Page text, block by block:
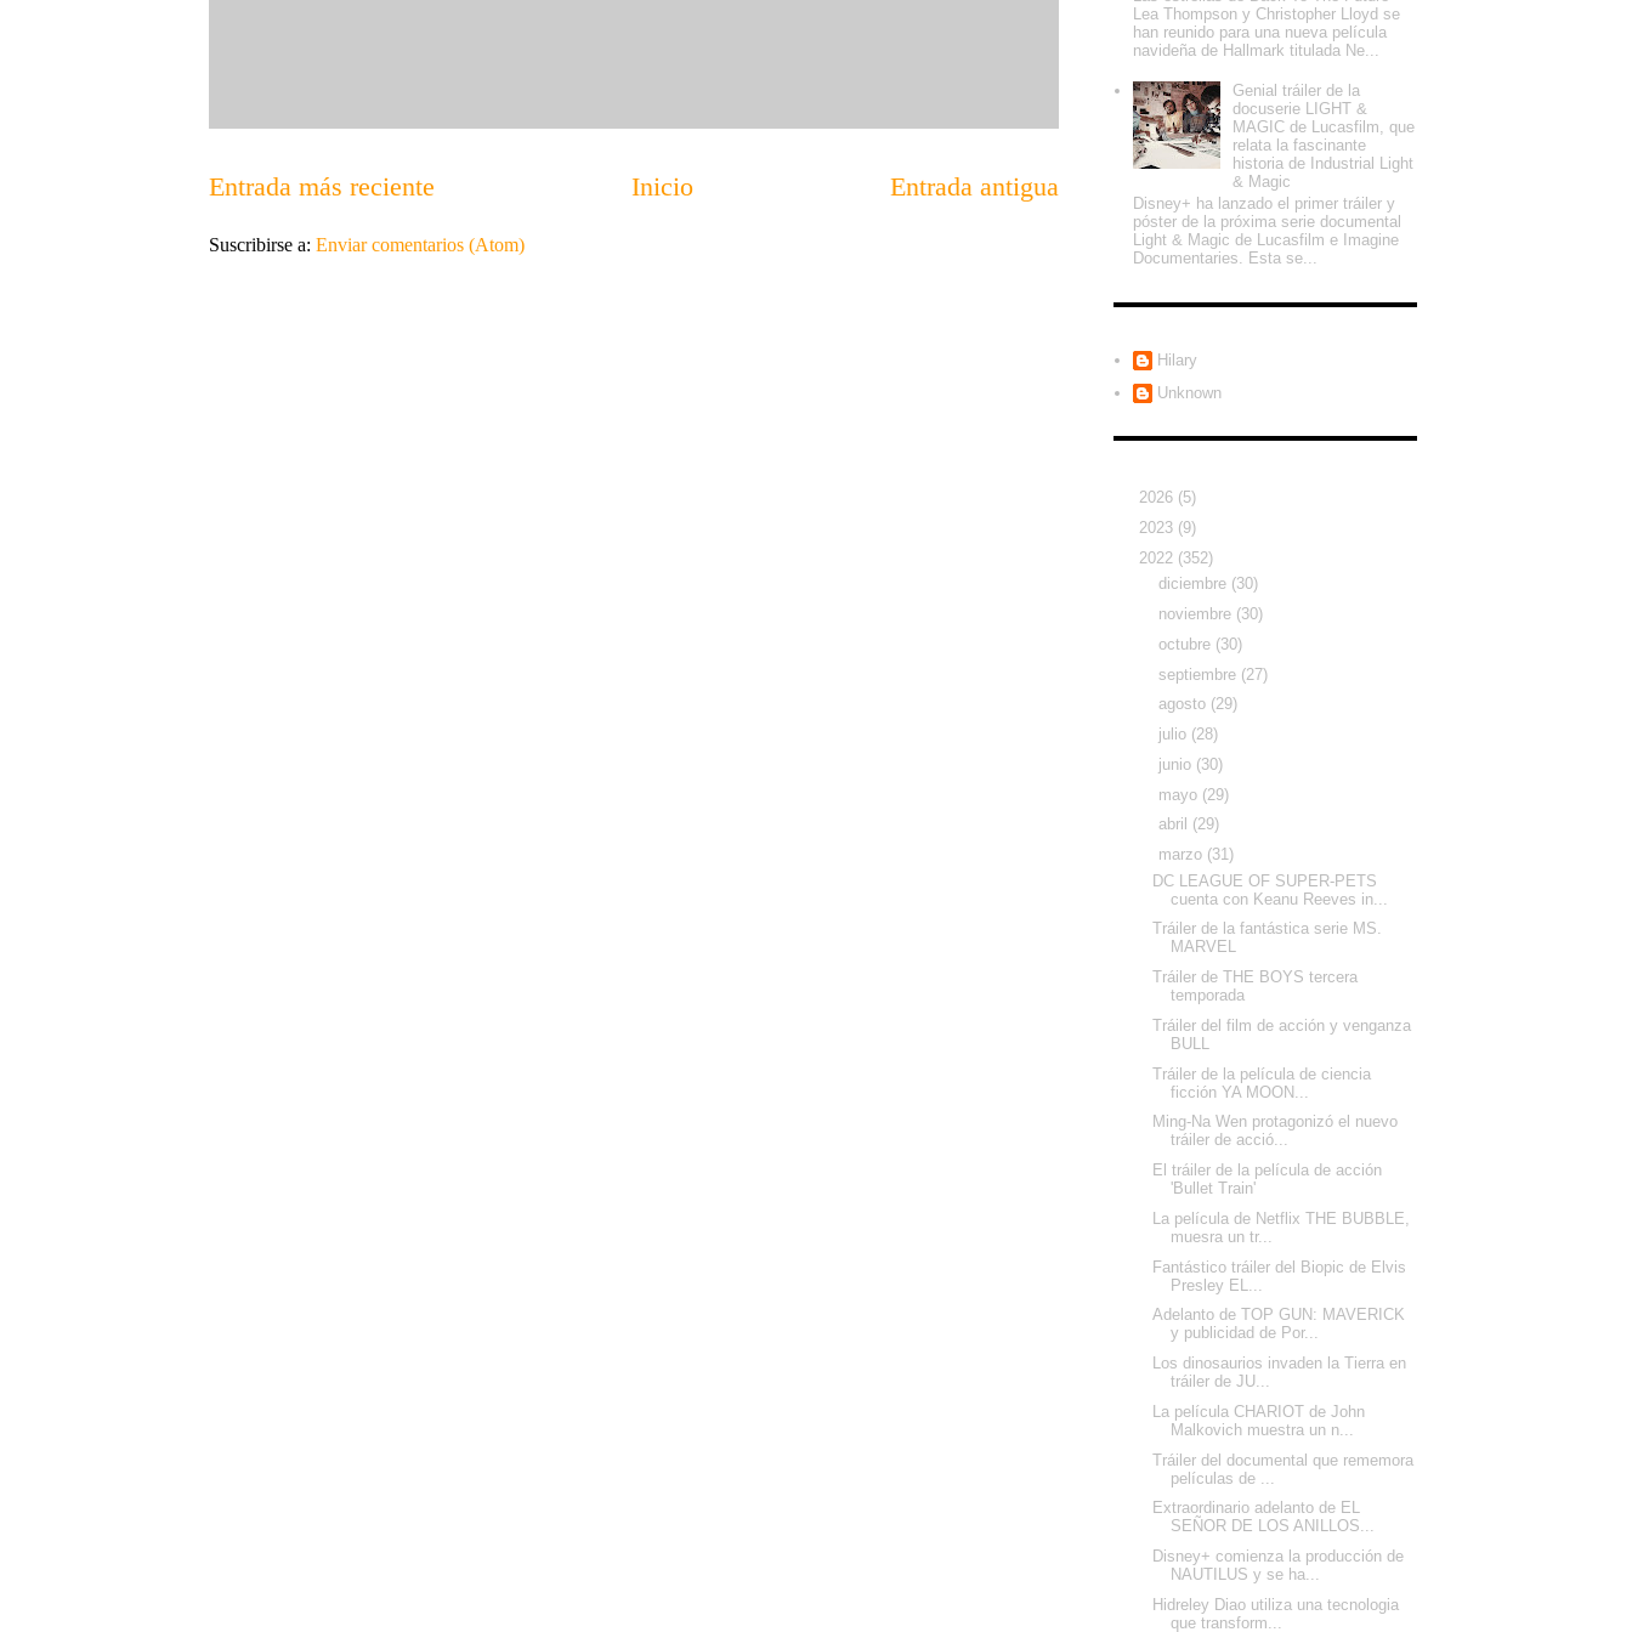
Entrada más reciente Entrada antigua
Inicio
Suscribirse a: Enviar comentarios (Atom)
Lea Thompson y Christopher Lloyd se
han reunido para una nueva película
navideña de Hallmark titulada Ne...
Genial tráiler de la
docuserie LIGHT &
MAGIC de Lucasfilm, que
relata la fascinante
historia de Industrial Light
& Magic
Disney+ ha lanzado el primer tráiler y
póster de la próxima serie documental
Light & Magic de Lucasfilm e Imagine
Documentaries. Esta se...
Hilary
Unknown
2026 (5)
2023 (9)
2022 (352)
diciembre (30)
noviembre (30)
octubre (30)
septiembre (27)
agosto (29)
julio (28)
junio (30)
mayo (29)
abril (29)
marzo (31)
DC LEAGUE OF SUPER-PETS
cuenta con Keanu Reeves in...
Tráiler de la fantástica serie MS.
MARVEL
Tráiler de THE BOYS tercera
temporada
Tráiler del film de acción y venganza
BULL
Tráiler de la película de ciencia
ficción YA MOON...
Ming-Na Wen protagonizó el nuevo
tráiler de acció...
El tráiler de la película de acción
'Bullet Train'
La película de Netflix THE BUBBLE,
muesra un tr...
Fantástico tráiler del Biopic de Elvis
Presley EL...
Adelanto de TOP GUN: MAVERICK
y publicidad de Por...
Los dinosaurios invaden la Tierra en
tráiler de JU...
La película CHARIOT de John
Malkovich muestra un n...
Tráiler del documental que rememora
películas de ...
Extraordinario adelanto de EL
SEÑOR DE LOS ANILLOS...
Disney+ comienza la producción de
NAUTILUS y se ha...
Hidreley Diao utiliza una tecnologia
que transform...